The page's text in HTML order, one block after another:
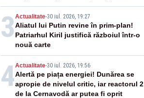
senzație
3 Actualitate-30 iul. 2026, 19:27
Aliatul lui Putin revine în prim-plan!
Patriarhul Kiril justifică războiul într-o
nouă carte
4Actualitate-30 iul. 2026, 19:56
Alertă pe piața energiei! Dunărea se
apropie de nivelul critic, iar reactorul 2
de la Cernavodă ar putea fi oprit